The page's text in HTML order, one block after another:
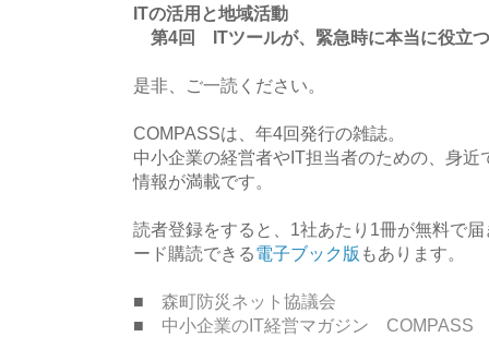
ITの活用と地域活動
第4回 ITツールが、緊急時に本当に役立
是非、ご一読ください。
COMPASSは、年4回発行の雑誌。
中小企業の経営者やIT担当者のための、身
情報が満載です。
読者登録をすると、1社あたり1冊が無料で
ード購読できる電子ブック版 もあります。
■ 森町防災ネット協議会
■ 中小企業のIT経営マガジン COMPASS